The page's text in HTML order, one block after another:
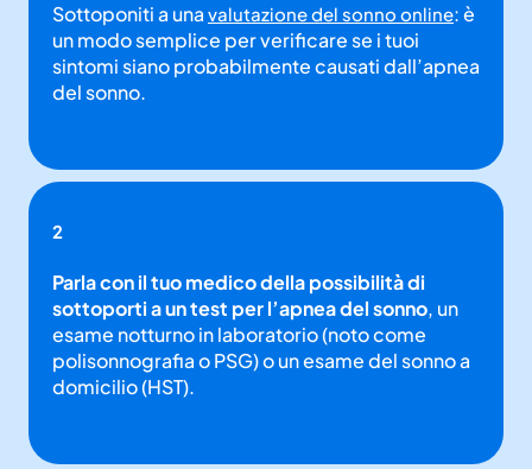
Sottoponiti a una valutazione del sonno online: è
un modo semplice per verificare se i tuoi
sintomi siano probabilmente causati dall’apnea
del sonno.
2
Parla con il tuo medico della possibilità di
sottoporti a un test per l’apnea del sonno, un
esame notturno in laboratorio (noto come
polisonnografia o PSG) o un esame del sonno a
domicilio (HST).